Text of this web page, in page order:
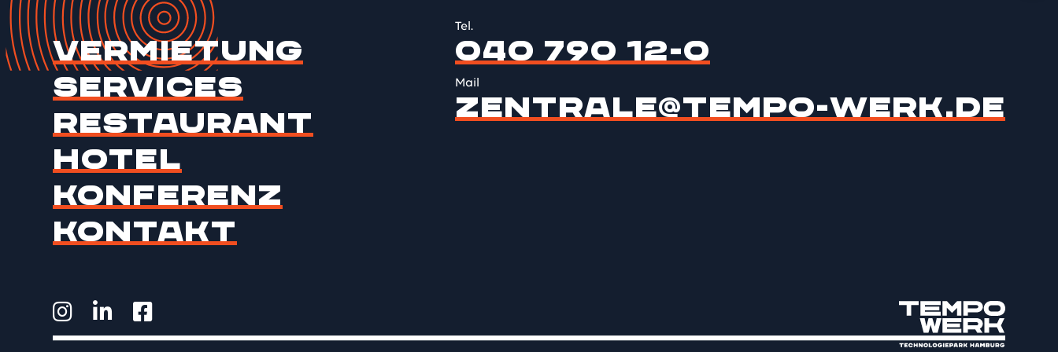
Vermietung
Services
Restaurant
Hotel
Konferenz
Kontakt
Tel.
040 790 12-0
Mail
ZENTRALE@TEMPO-WERK.DE